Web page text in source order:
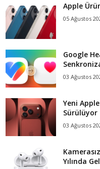
Apple
05 Ağustos
Google
03 Ağustos
Yeni
Sürülüyor
03 Ağustos
Yılında